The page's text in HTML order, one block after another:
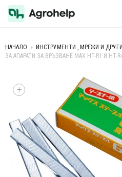
НАЧАЛО » ИНСТРУМЕНТИ , МРЕЖИ И ДРУГИ
ЗА АПАРАТИ ЗА ВРЪЗВАНЕ MAX HT-R1 И HT-
+